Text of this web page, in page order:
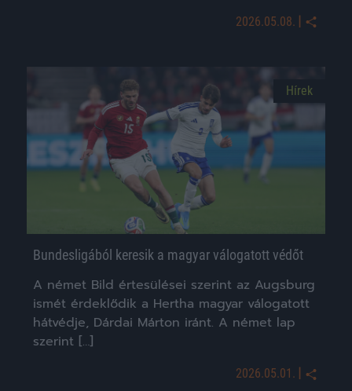
2026.05.08. |
Hírek
Bundesligából keresik a magyar válogatott védőt
A német Bild értesülései szerint az Augsburg
ismét érdeklődik a Hertha magyar válogatott
hátvédje, Dárdai Márton iránt. A német lap
szerint […]
2026.05.01. |